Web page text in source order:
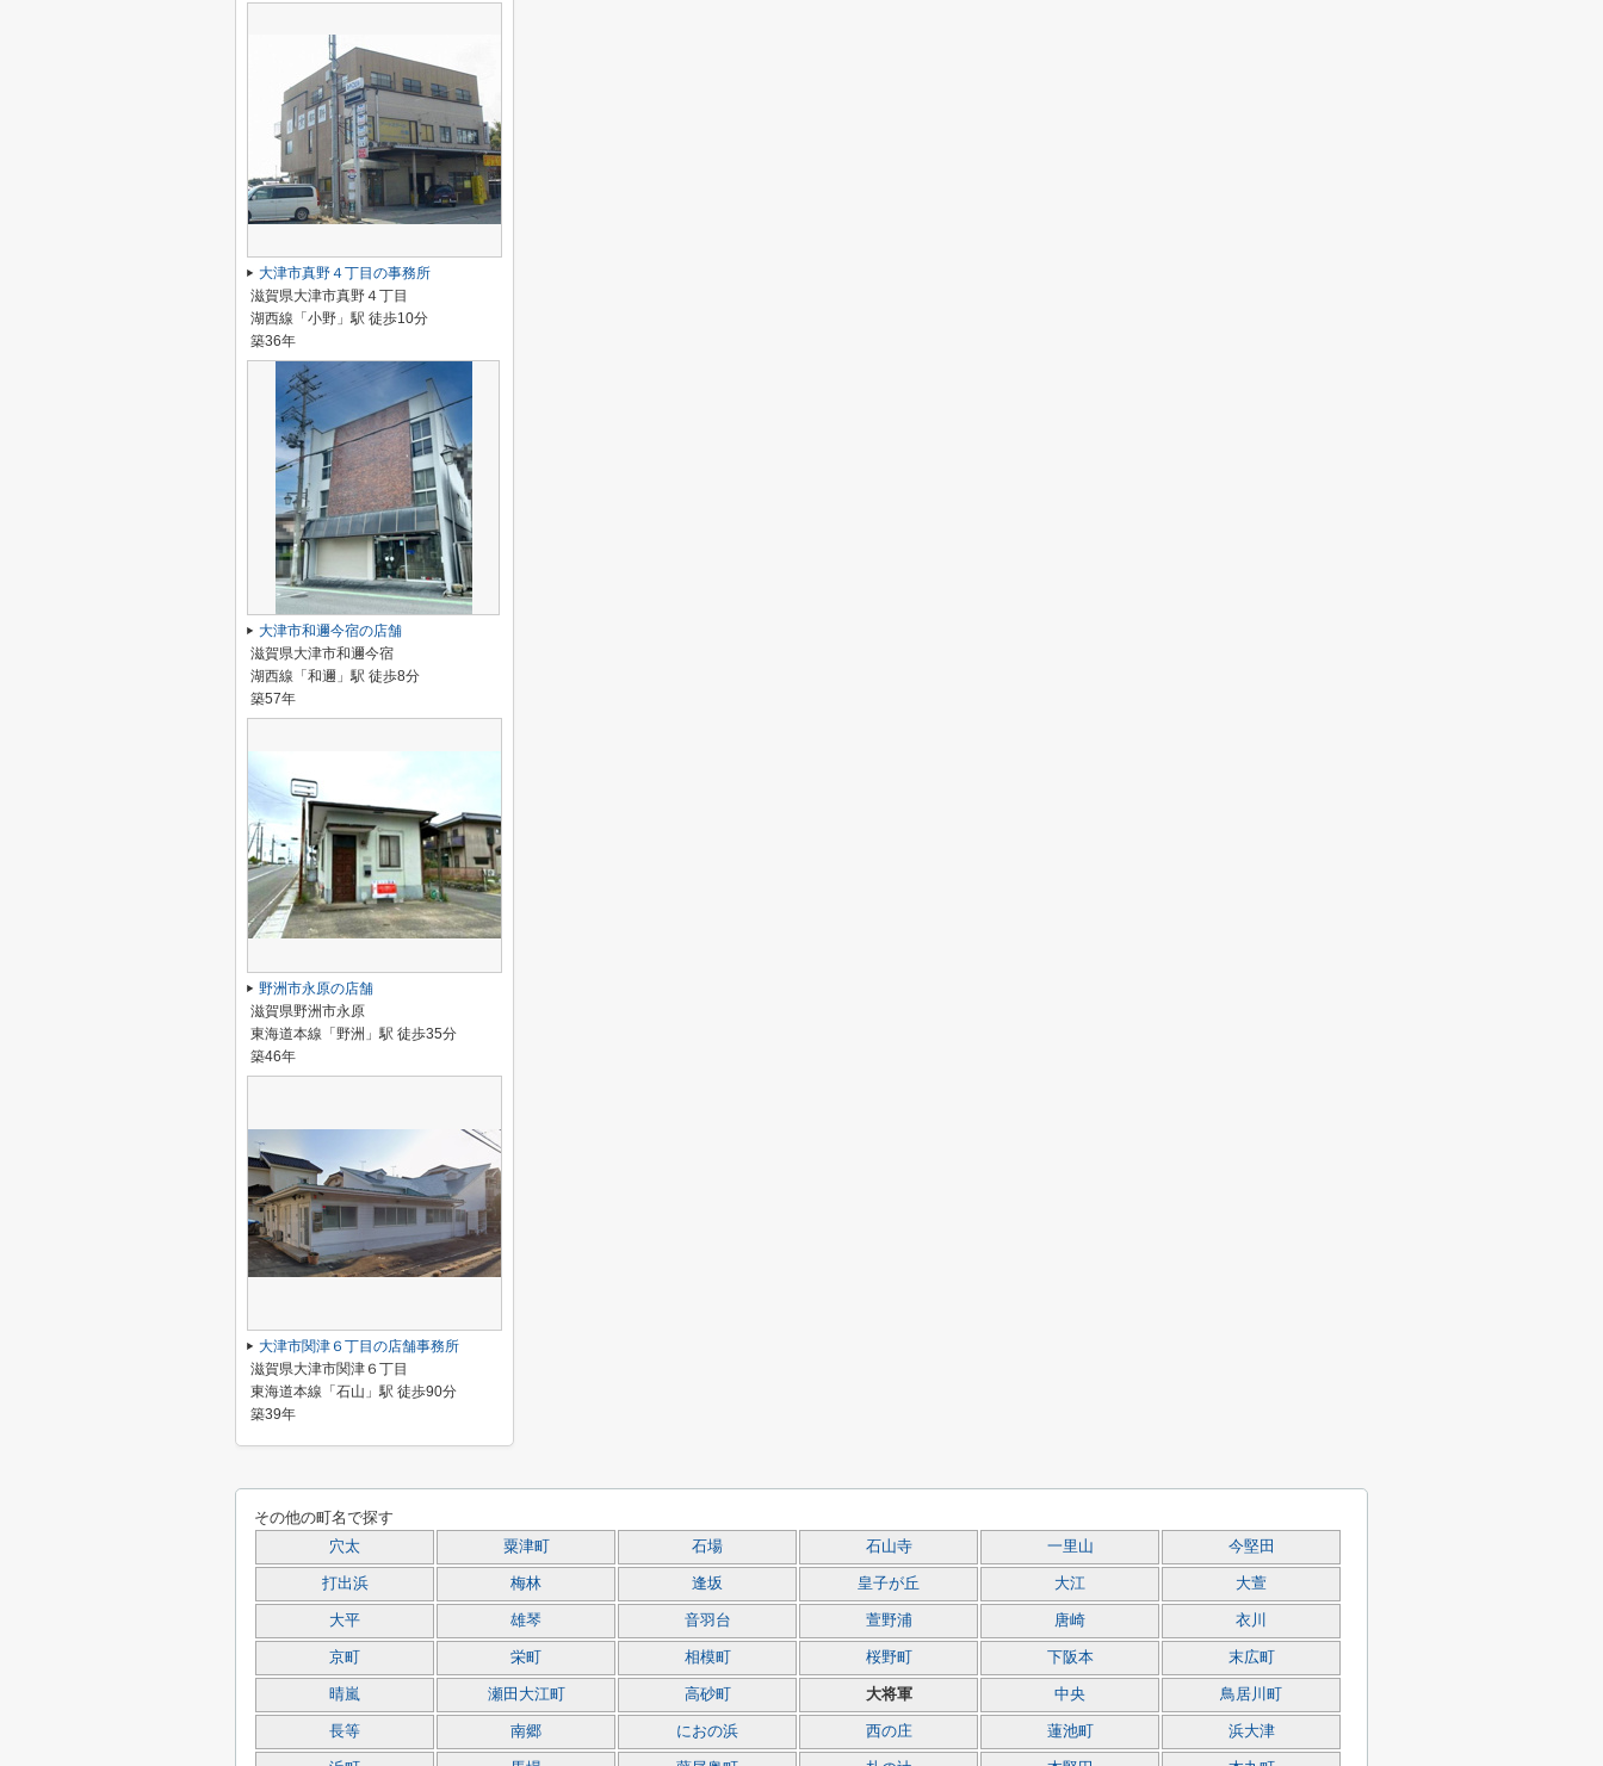
大津市真野４丁目の事務所
滋賀県大津市真野４丁目
湖西線「小野」駅 徒歩10分
築36年
大津市和邇今宿の店舗
滋賀県大津市和邇今宿
湖西線「和邇」駅 徒歩8分
築57年
野洲市永原の店舗
滋賀県野洲市永原
東海道本線「野洲」駅 徒歩35分
築46年
大津市関津６丁目の店舗事務所
滋賀県大津市関津６丁目
東海道本線「石山」駅 徒歩90分
築39年
その他の町名で探す
穴太 粟津町 石場 石山寺 一里山 今堅田
打出浜 梅林 逢坂 皇子が丘 大江 大萱
大平 雄琴 音羽台 萱野浦 唐崎 衣川
京町 栄町 相模町 桜野町 下阪本 末広町
晴嵐 瀬田大江町 高砂町 大将軍 中央 鳥居川町
長等 南郷 におの浜 西の庄 蓮池町 浜大津